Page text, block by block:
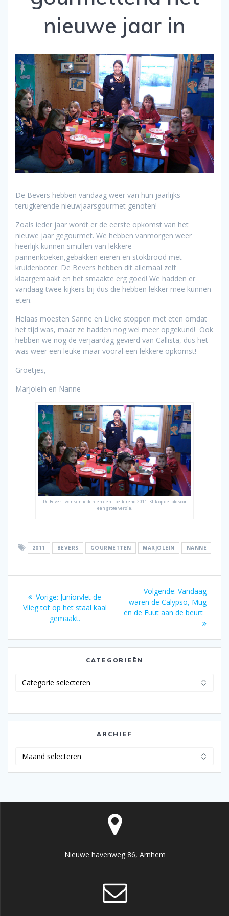
nieuwe jaar in
De Bevers hebben vandaag weer van hun jaarlijks
terugkerende nieuwjaarsgourmet genoten!
Zoals ieder jaar wordt er de eerste opkomst van het
nieuwe jaar gegourmet. We hebben vanmorgen weer
heerlijk kunnen smullen van lekkere
pannenkoeken,gebakken eieren en stokbrood met
kruidenboter. De Bevers hebben dit allemaal zelf
klaargemaakt en het smaakte erg goed! We hadden er
vandaag twee kijkers bij dus die hebben lekker mee kunnen
eten.
Helaas moesten Sanne en Lieke stoppen met eten omdat
het tijd was, maar ze hadden nog wel meer opgekund! Ook
hebben we nog de verjaardag gevierd van Callista, dus het
was weer een leuke maar vooral een lekkere opkomst!
Groetjes,
Marjolein en Nanne
De Bevers wensen iedereen een spetterend 2011. Klik op de foto voor
een grote versie.
2011 BEVERS GOURMETTEN MARJOLEIN NANNE
navigatie
Vorige: Vorig
bericht:
Juniorvlet de
Vlieg tot op het staal kaal
gemaakt.
Volgende: Volgend
bericht:
Vandaag
waren de Calypso, Mug
en de Fuut aan de beurt
CATEGORIEËN
ARCHIEF
Nieuwe havenweg 86, Arnhem